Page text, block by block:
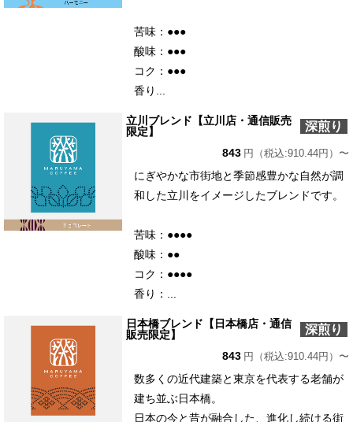
苦味：●●●
酸味：●●●
コク：●●●
香り...
立川ブレンド【立川店・通信販売
限定】
深煎り
843 円（税込:910.44円）〜
にぎやかな市街地と季節感豊かな自然が調
和した立川をイメージしたブレンドです。
苦味：●●●●
酸味：●●
コク：●●●●
香り：...
日本橋ブレンド【日本橋店・通信
販売限定】
深煎り
843 円（税込:910.44円）〜
数多くの近代建築と東京を代表する老舗が
建ち並ぶ日本橋。
日本の今と昔が融合した、進化し続ける街